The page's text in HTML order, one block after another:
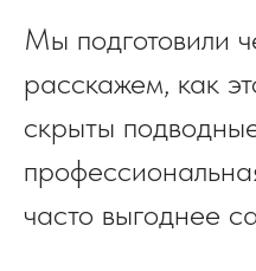
Мы подготовили
расскажем, как
скрыты
часто выгоднее